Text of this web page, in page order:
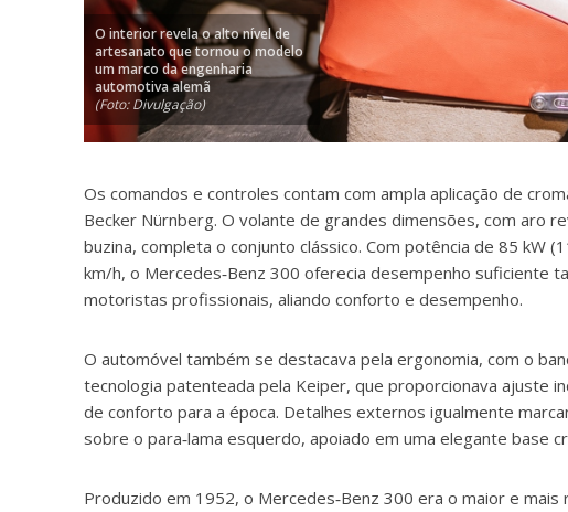
O interior revela o alto nível de
artesanato que tornou o modelo
um marco da engenharia
automotiva alemã
(Foto: Divulgação)
Os comandos e controles contam com ampla aplicação de
Becker Nürnberg. O volante de grandes dimensões, com aro
buzina, completa o conjunto clássico. Com potência de 85 kW
km/h, o Mercedes‑Benz 300 oferecia desempenho suficiente
motoristas profissionais, aliando conforto e desempenho.
O automóvel também se destacava pela ergonomia, com o
tecnologia patenteada pela Keiper, que proporcionava ajuste
de conforto para a época. Detalhes externos igualmente
sobre o para‑lama esquerdo, apoiado em uma elegante base
Produzido em 1952, o Mercedes‑Benz 300 era o maior e